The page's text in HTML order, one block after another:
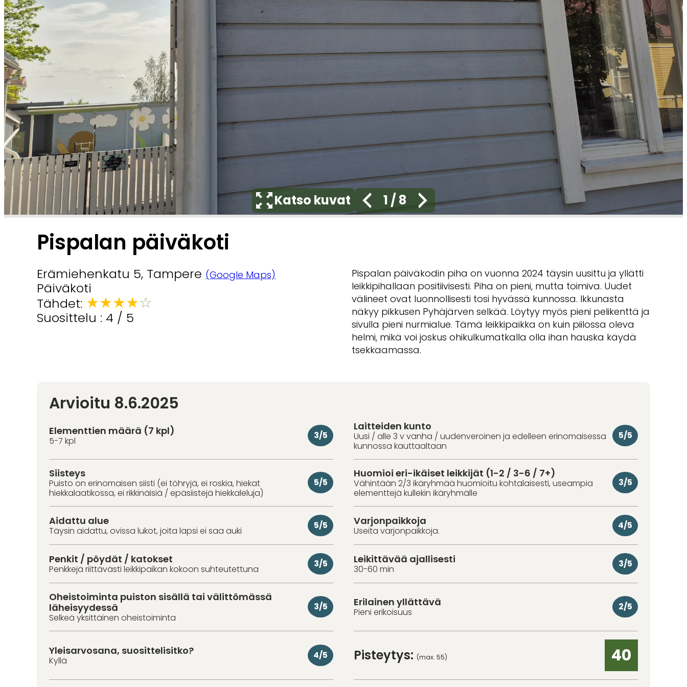
Katso kuvat 1 / 8
Pispalan päiväkoti
Erämiehenkatu 5, Tampere (Google Maps)
Päiväkoti
Tähdet: ★★★★☆
Suosittelu : 4 / 5
Pispalan päiväkodin piha on vuonna 2024 täysin uusittu ja yllätti
leikkipihallaan positiivisesti. Piha on pieni, mutta toimiva. Uudet
välineet ovat luonnollisesti tosi hyvässä kunnossa. Ikkunasta
näkyy pikkusen Pyhäjärven selkää. Löytyy myös pieni pelikenttä ja
sivulla pieni nurmialue. Tämä leikkipaikka on kuin piilossa oleva
helmi, mikä voi joskus ohikulkumatkalla olla ihan hauska käydä
tsekkaamassa.
Arvioitu 8.6.2025
Elementtien määrä (7 kpl)
5-7 kpl 3/5
Laitteiden kunto
Uusi / alle 3 v vanha / uudenveroinen ja edelleen erinomaisessa
kunnossa kauttaaltaan
5/5
Siisteys
Puisto on erinomaisen siisti (ei töhryjä, ei roskia, hiekat
hiekkalaatikossa, ei rikkinäisiä / epäsiistejä hiekkaleluja)
5/5
Huomioi eri-ikäiset leikkijät (1-2 / 3-6 / 7+)
Vähintään 2/3 ikäryhmää huomioitu kohtalaisesti, useampia
elementtejä kullekin ikäryhmälle
3/5
Aidattu alue
Täysin aidattu, ovissa lukot, joita lapsi ei saa auki 5/5 Varjonpaikkoja
Useita varjonpaikkoja. 4/5
Penkit / pöydät / katokset
Penkkejä riittävästi leikkipaikan kokoon suhteutettuna 3/5 Leikittävää ajallisesti
30-60 min 3/5
Oheistoiminta puiston sisällä tai välittömässä
läheisyydessä
Selkeä yksittäinen oheistoiminta
3/5 Erilainen yllättävä
Pieni erikoisuus 2/5
Yleisarvosana, suosittelisitko?
Kyllä 4/5 Pisteytys: (max. 55) 40